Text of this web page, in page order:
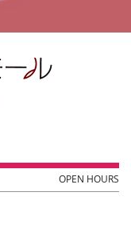
OPEN HOURS